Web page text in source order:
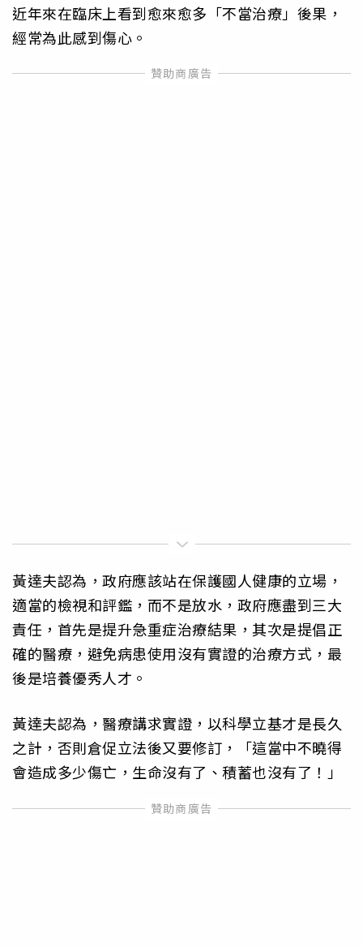
近年來在臨床上看到愈來愈多「不當治療」後果，
經常為此感到傷心。
黃達夫認為，政府應該站在保護國人健康的立場，
適當的檢視和評鑑，而不是放水，政府應盡到三大
責任，首先是提升急重症治療結果，其次是提倡正
確的醫療，避免病患使用沒有實證的治療方式，最
後是培養優秀人才。
黃達夫認為，醫療講求實證，以科學立基才是長久
之計，否則倉促立法後又要修訂，「這當中不曉得
會造成多少傷亡，生命沒有了、積蓄也沒有了！」